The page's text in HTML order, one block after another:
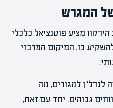
המגרש
מציע פוטנציאל כלכלי
בו. המיקום המרכזי
לנדל"ן למגורים, מה
גבוהים. יחד עם זאת,